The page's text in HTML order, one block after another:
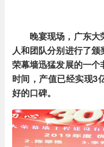
晚宴现场，广东
人和团队分别进行了
荣幕墙迅猛发展的一
时间，产值已经实现3
好的口碑。